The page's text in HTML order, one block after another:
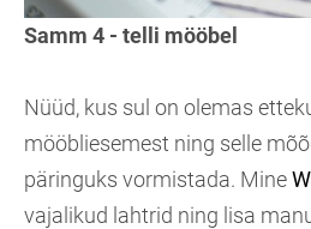
Samm 4 - telli mööbel
Nüüd, kus sul on olemas
mööbliesemest ning selle
päringuks vormistada. Mine
vajalikud lahtrid ning lisa